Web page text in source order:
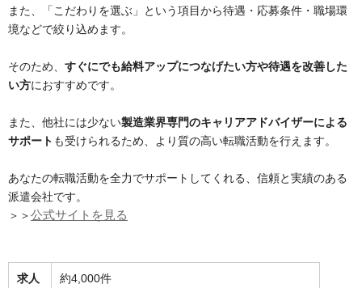
また、「こだわりを選ぶ」という項目から待遇・応募条件・職場環
境などで絞り込めます。
そのため、 すぐにでも給料アップにつなげたい方や待遇を改善した
い方におすすめです。
また、他社には少ない製造業界専門のキャリアアドバイザーによる
サポート も受けられるため、より質の高い転職活動を行えます。
あなたの転職活動を全力でサポートしてくれる、信頼と実績のある
派遣会社です。
＞＞公式サイトを見る
求人
約4,000件